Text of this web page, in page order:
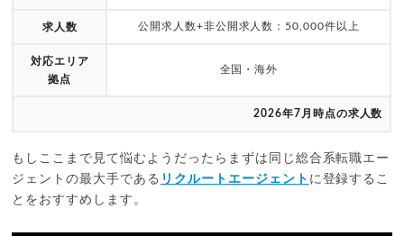
求人数 公開求人数+非公開求人数：50,000件以上
対応エリア
拠点
全国・海外
2026年7月時点の求人数
もしここまで見て悩むようだったらまずは同じ総合系転職エー
ジェントの最大手である リクルートエージェント に登録するこ
とをおすすめします。